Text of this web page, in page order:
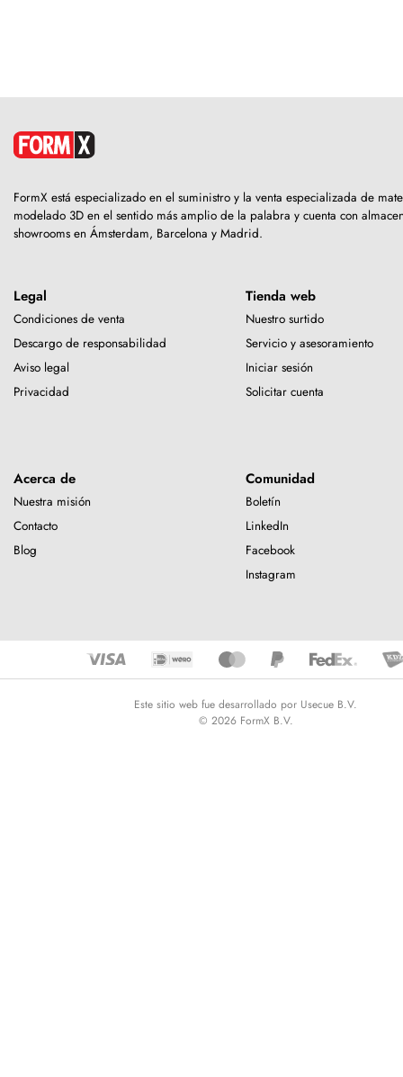
FormX está especializado en el suministro y la venta especializada de
modelado 3D en el sentido más amplio de la palabra y cuenta con
showrooms en Ámsterdam, Barcelona y Madrid.
Legal
Condiciones de venta
Descargo de responsabilidad
Aviso legal
Privacidad
Tienda web
Nuestro surtido
Servicio y asesoramiento
Iniciar sesión
Solicitar cuenta
Acerca de
Nuestra misión
Contacto
Blog
Comunidad
Boletín
LinkedIn
Facebook
Instagram
Este sitio web fue desarrollado por Usecue B.V.
© 2026 FormX B.V.